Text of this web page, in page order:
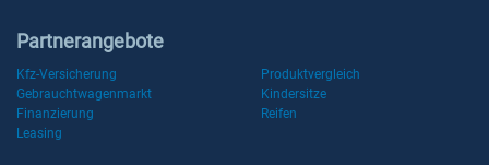
Partnerangebote
Kfz-Versicherung
Produktvergleich
Gebrauchtwagenmarkt
Kindersitze
Finanzierung
Reifen
Leasing